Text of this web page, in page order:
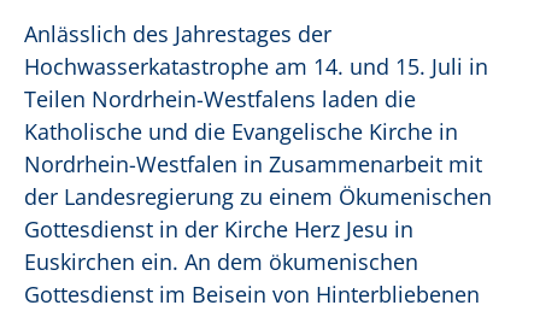
Anlässlich des Jahrestages der
Hochwasserkatastrophe am 14. und 15. Juli in
Teilen Nordrhein-Westfalens laden die
Katholische und die Evangelische Kirche in
Nordrhein-Westfalen in Zusammenarbeit mit
der Landesregierung zu einem Ökumenischen
Gottesdienst in der Kirche Herz Jesu in
Euskirchen ein. An dem ökumenischen
Gottesdienst im Beisein von Hinterbliebenen